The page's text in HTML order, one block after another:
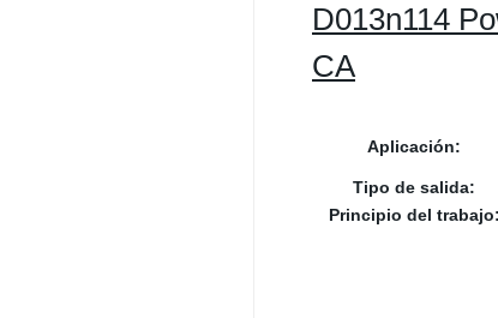
D013n114
CA
Aplicación:
Tipo de salida:
Principio del trabajo: